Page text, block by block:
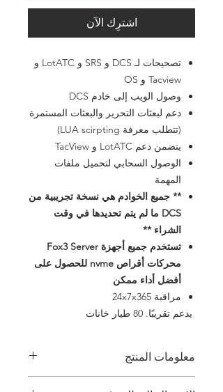
اشترِك الآن
تصحيحات لـ DCS و SRS و LotATC و
Tacview و OS
وصول الويب إلى خادم DCS
دعم لبعثات التحرير والبعثات المستمرة
(تتطلب معرفة LUA scirpting)
يتضمن دعم LotATC و TacView
الوصول السحابي لتحميل ملفات
المهمة
** جميع الخوادم هي نسخة تجريبية من
DCS ما لم يتم تحديدها في وقت
الشراء **
تستخدم جميع أجهزة Fox3 Server
محركات أقراص nvme للحصول على
أفضل أداء ممكن
مراقبة 24x7x365
​ يدعم تقريبًا. 80 طيار خانات
معلومات المنتج